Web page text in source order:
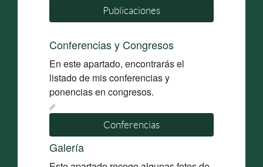
Publicaciones
Conferencias y Congresos
En este apartado, encontrarás el
listado de mis conferencias y
ponencias en congresos.
Conferencias
Galería